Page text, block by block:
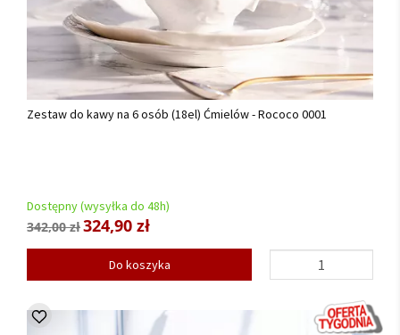
Zestaw do kawy na 6 osób (18el) Ćmielów - Rococo 0001
Dostępny (wysyłka do 48h)
342,00 zł324,90 zł
Do koszyka